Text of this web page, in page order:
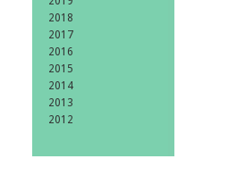
2018
2017
2016
2015
2014
2013
2012